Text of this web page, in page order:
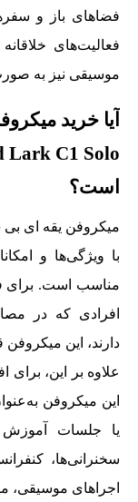
فضاهای باز و
فعالیت‌های
موسیقی نیز به‌
آیا خرید
است؟
با ویژگی‌ها و
مناسب است. برای
افرادی که در
دارند، این
علاوه بر این، برای
این میکروفن
یا جلسات آموزش
سخنرانی‌ها،